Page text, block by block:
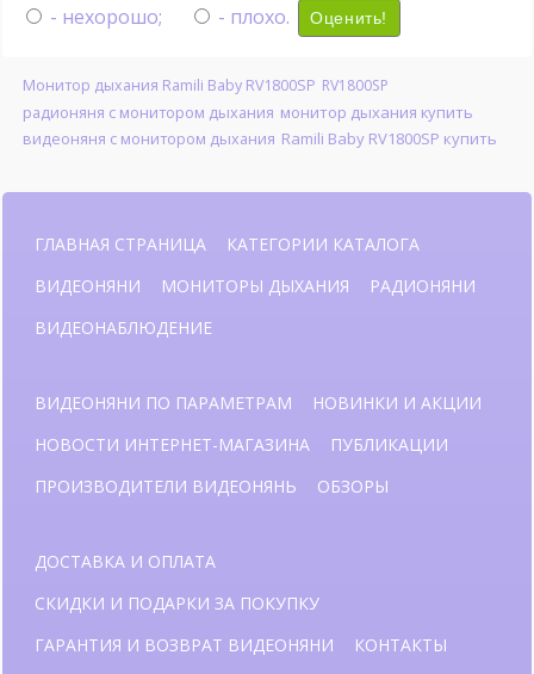
- нехорошо;
- плохо. Оценить!
Монитор дыхания Ramili Baby RV1800SP RV1800SP
радионяня с монитором дыхания монитор дыхания купить
видеоняня с монитором дыхания Ramili Baby RV1800SP купить
ГЛАВНАЯ СТРАНИЦА
КАТЕГОРИИ КАТАЛОГА
ВИДЕОНЯНИ
МОНИТОРЫ ДЫХАНИЯ
РАДИОНЯНИ
ВИДЕОНАБЛЮДЕНИЕ
ВИДЕОНЯНИ ПО ПАРАМЕТРАМ
НОВИНКИ И АКЦИИ
НОВОСТИ ИНТЕРНЕТ-МАГАЗИНА
ПУБЛИКАЦИИ
ПРОИЗВОДИТЕЛИ ВИДЕОНЯНЬ
ОБЗОРЫ
ДОСТАВКА И ОПЛАТА
СКИДКИ И ПОДАРКИ ЗА ПОКУПКУ
ГАРАНТИЯ И ВОЗВРАТ ВИДЕОНЯНИ
КОНТАКТЫ